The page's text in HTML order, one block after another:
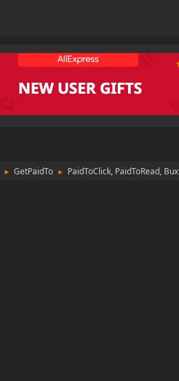
► GetPaidTo ► PaidToClick, PaidToRead, Bux